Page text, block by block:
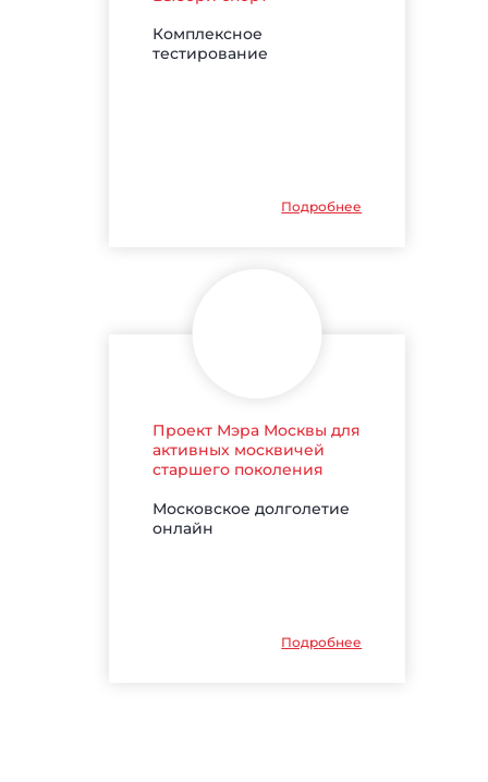
Комплексное
тестирование
Подробнее
Проект Мэра Москвы для
активных москвичей
старшего поколения
Московское долголетие
онлайн
Подробнее